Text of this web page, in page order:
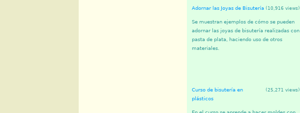
(10,916 views)
Adornar las Joyas de Bisutería
Se muestran ejemplos de cómo se pueden
adornar las joyas de bisutería realizadas con
pasta de plata, haciendo uso de otros
materiales.
(25,271 views)
Curso de bisutería en
plásticos